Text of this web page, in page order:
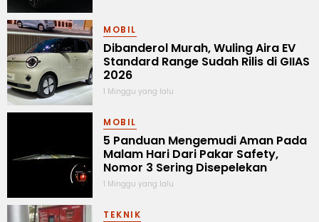
MOBIL
Dibanderol Murah, Wuling Aira EV
Standard Range Sudah Rilis di GIIAS
2026
1 Minggu yang lalu
MOBIL
5 Panduan Mengemudi Aman Pada
Malam Hari Dari Pakar Safety,
Nomor 3 Sering Disepelekan
1 Minggu yang lalu
TEKNIK